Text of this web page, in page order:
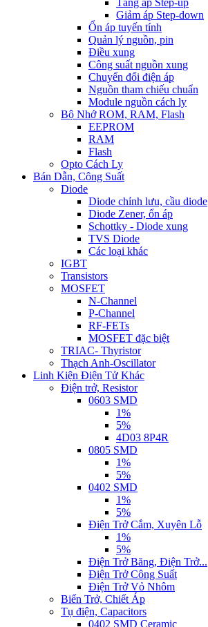
Tăng áp Step-up
Giảm áp Step-down
Ổn áp tuyến tính
Quản lý nguồn, pin
Điều xung
Công suất nguồn xung
Chuyển đổi điện áp
Nguồn tham chiếu chuẩn
Module nguồn cách ly
Bộ Nhớ ROM, RAM, Flash
EEPROM
RAM
Flash
Opto Cách Ly
Bán Dẫn, Công Suất
Diode
Diode chỉnh lưu, cầu diode
Diode Zener, ổn áp
Schottky - Diode xung
TVS Diode
Các loại khác
IGBT
Transistors
MOSFET
N-Channel
P-Channel
RF-FETs
MOSFET đặc biệt
TRIAC- Thyristor
Thạch Anh-Oscillator
Linh Kiện Điện Tử Khác
Điện trở, Resistor
0603 SMD
1%
5%
4D03 8P4R
0805 SMD
1%
5%
0402 SMD
1%
5%
Điện Trở Cắm, Xuyên Lỗ
1%
5%
Điện Trở Băng, Điện Trở...
Điện Trở Công Suất
Điện Trở Vỏ Nhôm
Biến Trở, Chiết Áp
Tụ điện, Capacitors
0402 SMD Ceramic